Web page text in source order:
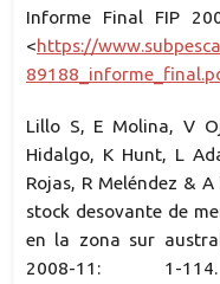
Informe Final FIP
<https://
Lillo S, E Molina, V
Hidalgo, K Hunt, L
Rojas, R Meléndez &
stock desovante de
en la zona sur
2008-11: 1-